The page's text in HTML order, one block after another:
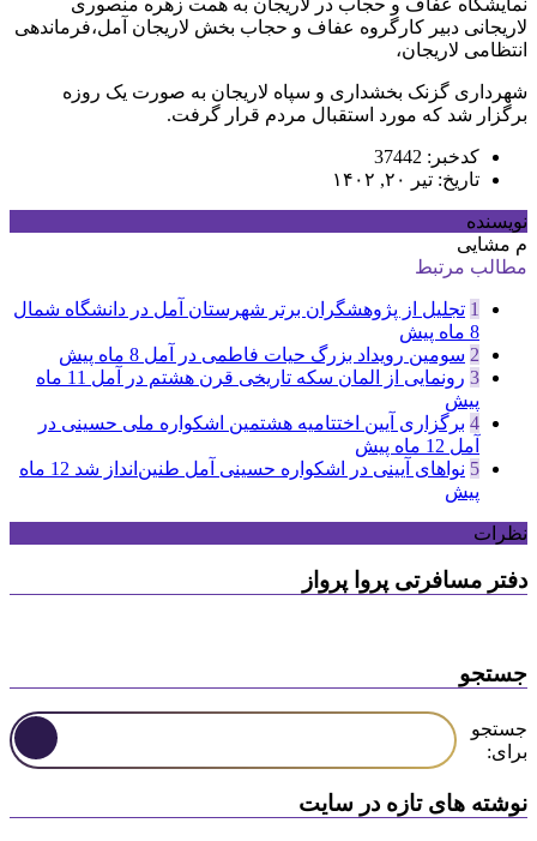
لاریجانی دبیر کارگروه عفاف و حجاب بخش لاریجان آمل،فرماندهی
انتظامی لاریجان،
شهرداری گزنک بخشداری و سپاه لاریجان به صورت یک روزه
برگزار شد که مورد استقبال مردم قرار گرفت.
کدخبر: 37442
تاریخ: تیر ۲۰, ۱۴۰۲
نویسنده
م مشایی
مطالب مرتبط
1 تجلیل از پژوهشگران برتر شهرستان آمل در دانشگاه شمال
8 ماه پیش
2 سومین رویداد بزرگ حیات فاطمی در آمل 8 ماه پیش
3 رونمایی از المان سکه تاریخی قرن هشتم در آمل
11 ماه
پیش
4 برگزاری آیین اختتامیه هشتمین اشکواره ملی حسینی در
آمل 12 ماه پیش
5 نواهای آیینی در اشکواره حسینی آمل طنین‌انداز شد
12 ماه
پیش
نظرات
دفتر مسافرتی پروا پرواز
جستجو
جستجو
برای:
نوشته های تازه در سایت